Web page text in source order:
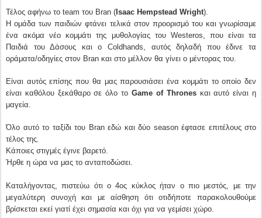
Τέλος αφήνω το team του Bran ( Isaac Hempstead Wright).
Η ομάδα των παιδιών φτάνει τελικά στον προορισμό του και γνωρίσαμε
ένα ακόμα νέο κομμάτι της μυθολογίας του Westeros, που είναι τα
Παιδιά του Δάσους και ο Coldhands, αυτός δηλαδή που έδινε τα
οράματα/οδηγίες στον Bran και στο μέλλον θα γίνει ο μέντορας του.
Είναι αυτός επίσης που θα μας παρουσιάσει ένα κομμάτι το οποίο δεν
είναι καθόλου ξεκάθαρο σε όλο το Game of Thronesκαι αυτό είναι η
μαγεία.
Όλο αυτό το ταξίδι του Bran εδώ και δύο season έφτασε επιτέλους στο
τέλος της.
Κάποιες στιγμές έγινε βαρετό.
Ήρθε η ώρα να μας το ανταποδώσει.
Καταλήγοντας, πιστεύω ότι ο 4ος κύκλος ήταν ο πιο μεστός, με την
μεγαλύτερη συνοχή και με αίσθηση ότι οτιδήποτε παρακολουθούμε
βρίσκεται εκεί γιατί έχει σημασία και όχι για να γεμίσει χώρο.